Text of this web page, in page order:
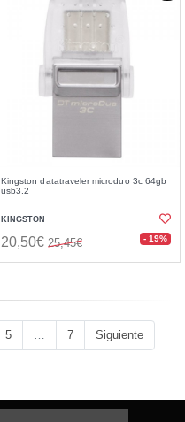
Kingston datatraveler microduo 3c 64gb
usb3.2
KINGSTON
20,50€ 25,45€ - 19%
5 … 7 Siguiente